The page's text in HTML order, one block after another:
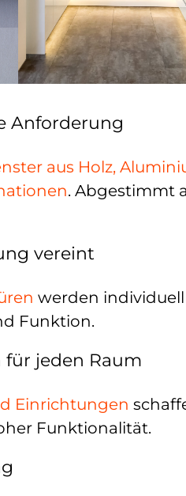
Anforderung
aus Holz,
. Abgestimmt
vereint
werden
Funktion.
jeden Raum
Einrichtungen
Funktionalität.